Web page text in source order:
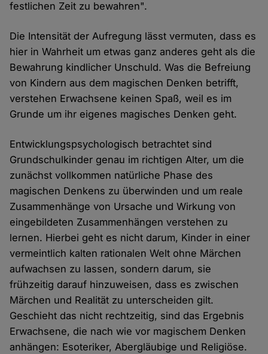
festlichen Zeit zu bewahren".
Die Intensität der Aufregung lässt vermuten, dass es
hier in Wahrheit um etwas ganz anderes geht als die
Bewahrung kindlicher Unschuld. Was die Befreiung
von Kindern aus dem magischen Denken betrifft,
verstehen Erwachsene keinen Spaß, weil es im
Grunde um ihr eigenes magisches Denken geht.
Entwicklungspsychologisch betrachtet sind
Grundschulkinder genau im richtigen Alter, um die
zunächst vollkommen natürliche Phase des
magischen Denkens zu überwinden und um reale
Zusammenhänge von Ursache und Wirkung von
eingebildeten Zusammenhängen verstehen zu
lernen. Hierbei geht es nicht darum, Kinder in einer
vermeintlich kalten rationalen Welt ohne Märchen
aufwachsen zu lassen, sondern darum, sie
frühzeitig darauf hinzuweisen, dass es zwischen
Märchen und Realität zu unterscheiden gilt.
Geschieht das nicht rechtzeitig, sind das Ergebnis
Erwachsene, die nach wie vor magischem Denken
anhängen: Esoteriker, Abergläubige und Religiöse.